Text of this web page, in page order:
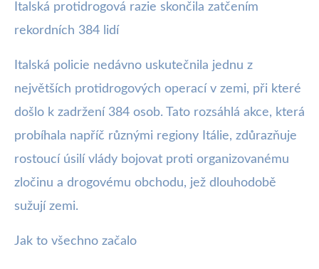
webya.cz
Rekordní zátah v Itálii: 384
zatčených v boji proti drogám
21. 12. 2025 · 3 min čtení · Autor: Milan Jiránek
Italská protidrogová razie skončila zatčením
rekordních 384 lidí
Italská policie nedávno uskutečnila jednu z
největších protidrogových operací v zemi, při které
došlo k zadržení 384 osob. Tato rozsáhlá akce, která
probíhala napříč různými regiony Itálie, zdůrazňuje
rostoucí úsilí vlády bojovat proti organizovanému
zločinu a drogovému obchodu, jež dlouhodobě
sužují zemi.
Jak to všechno začalo